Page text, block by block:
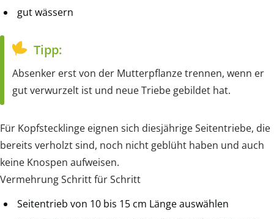
gut wässern
Tipp:
Absenker erst von der Mutterpflanze trennen, wenn er
gut verwurzelt ist und neue Triebe gebildet hat.
Für Kopfstecklinge eignen sich diesjährige Seitentriebe, die
bereits verholzt sind, noch nicht geblüht haben und auch
keine Knospen aufweisen.
Vermehrung Schritt für Schritt
Seitentrieb von 10 bis 15 cm Länge auswählen